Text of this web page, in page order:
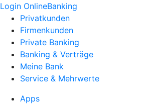
Login OnlineBanking
Privatkunden
Firmenkunden
Private Banking
Banking & Verträge
Meine Bank
Service & Mehrwerte
Apps